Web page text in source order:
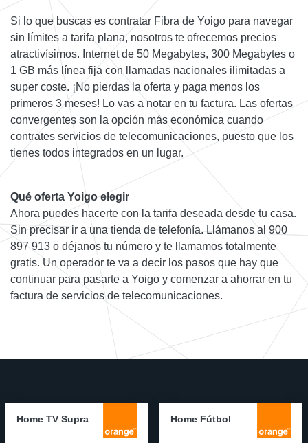
Si lo que buscas es contratar Fibra de Yoigo para navegar
sin límites a tarifa plana, nosotros te ofrecemos precios
atractivísimos. Internet de 50 Megabytes, 300 Megabytes o
1 GB más línea fija con llamadas nacionales ilimitadas a
super coste. ¡No pierdas la oferta y paga menos los
primeros 3 meses! Lo vas a notar en tu factura. Las ofertas
convergentes son la opción más económica cuando
contrates servicios de telecomunicaciones, puesto que los
tienes todos integrados en un lugar.
Qué oferta Yoigo elegir
Ahora puedes hacerte con la tarifa deseada desde tu casa.
Sin precisar ir a una tienda de telefonía. Llámanos al 900
897 913 o déjanos tu número y te llamamos totalmente
gratis. Un operador te va a decir los pasos que hay que
continuar para pasarte a Yoigo y comenzar a ahorrar en tu
factura de servicios de telecomunicaciones.
Home TV Supra Home Fútbol